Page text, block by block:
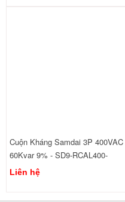
Cuộn Kháng Samdai 3P 400VAC
60Kvar 9% - SD9-RCAL400-
440/60
Liên hệ